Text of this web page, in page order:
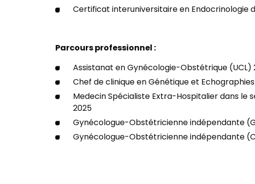
Certificat interuniversitaire en Endocrinologie
Parcours professionnel :
Assistanat en Gynécologie-Obstétrique (UCL)
Chef de clinique en Génétique et
Medecin Spécialiste Extra-Hospitalier dans le
2025
Gynécologue-Obstétricienne indépendante
Gynécologue-Obstétricienne indépendante